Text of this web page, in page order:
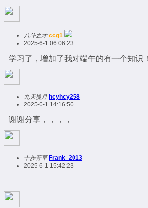
八斗之才 ccg1
2025-6-1 06:06:23
学习了，增加了我对端午的有一个知识！
九天揽月 hcyhcy258
2025-6-1 14:16:56
谢谢分享，，，，
十步芳草 Frank_2013
2025-6-1 15:42:23